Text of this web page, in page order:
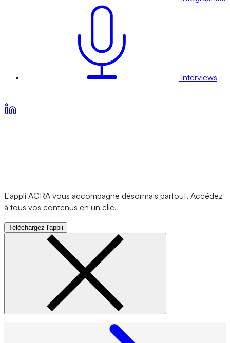
Interviews
L'appli AGRA vous accompagne désormais partout. Accédez
à tous vos contenus en un clic.
Téléchargez l'appli